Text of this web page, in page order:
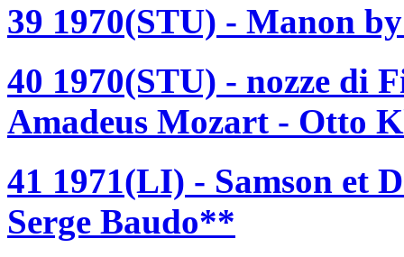
39 1970(STU) - Manon
40 1970(STU) - nozze di
Amadeus Mozart - Otto
41 1971(LI) - Samson et
Serge Baudo**